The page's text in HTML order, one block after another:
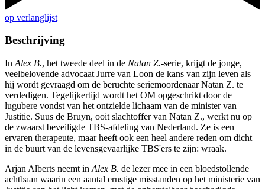
op verlanglijst
Beschrijving
In Alex B., het tweede deel in de Natan Z.-serie, krijgt de jonge,
veelbelovende advocaat Jurre van Loon de kans van zijn leven als
hij wordt gevraagd om de beruchte seriemoordenaar Natan Z. te
verdedigen. Tegelijkertijd wordt het OM opgeschrikt door de
lugubere vondst van het ontzielde lichaam van de minister van
Justitie. Suus de Bruyn, ooit slachtoffer van Natan Z., werkt nu op
de zwaarst beveiligde TBS-afdeling van Nederland. Ze is een
ervaren therapeute, maar heeft ook een heel andere reden om dicht
in de buurt van de levensgevaarlijke TBS'ers te zijn: wraak.
Arjan Alberts neemt in Alex B. de lezer mee in een bloedstollende
achtbaan waarin een aantal ernstige misstanden op het ministerie van